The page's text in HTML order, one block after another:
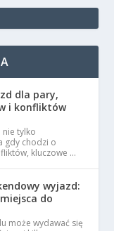
dla pary,
i konfliktów
tylko
gdy chodzi o
kluczowe …
wyjazd:
do
może wydawać się